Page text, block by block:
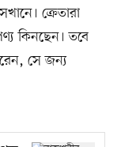
ক্রেতারা
কিনছেন। তবে
সে জন্য